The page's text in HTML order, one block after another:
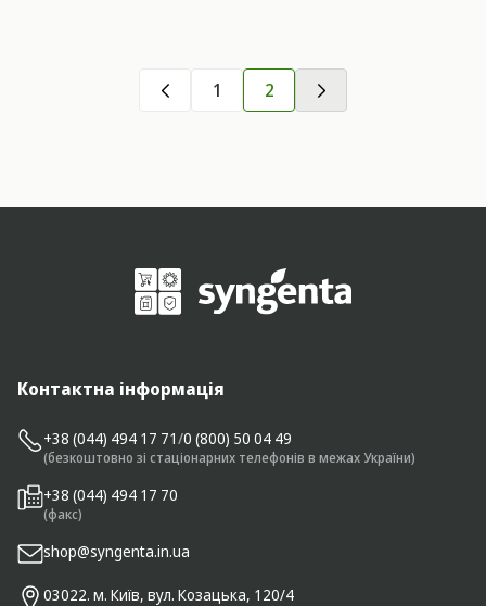
1 2
Контактна інформація
+38 (044) 494 17 71/0 (800) 50 04 49
(безкоштовно зі стаціонарних телефонів в межах України)
+38 (044) 494 17 70
(факс)
shop@syngenta.in.ua
03022. м. Київ, вул. Козацька, 120/4